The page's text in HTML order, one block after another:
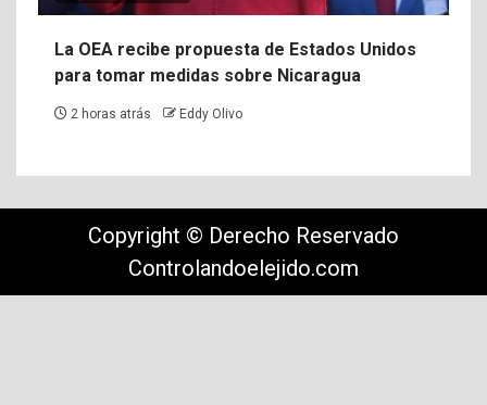
La OEA recibe propuesta de Estados Unidos
para tomar medidas sobre Nicaragua
2 horas atrás Eddy Olivo
Copyright © Derecho Reservado
Controlandoelejido.com